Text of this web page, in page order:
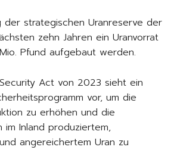
der strategischen Uranreserve der
zehn Jahren ein Uranvorrat
Pfund aufgebaut werden.
Act von 2023 sieht ein
vor, um die
zu erhöhen und die
im Inland produziertem,
angereichertem Uran zu